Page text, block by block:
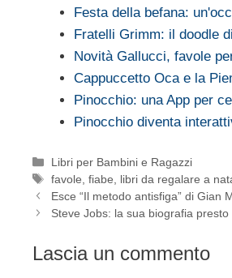
Festa della befana:
Fratelli Grimm: il doodle
Novità Gallucci, favole
Cappuccetto Oca e la
Pinocchio: una App per
Pinocchio diventa
Categorie
Libri per Bambini e Ragazzi
Tag
favole ,fiabe libri da regalare a
Esce “Il metodo antisfiga” di Gian
Steve Jobs: la sua biografia presto
Lascia un commento